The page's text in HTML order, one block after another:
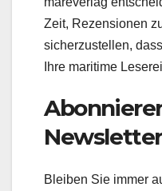
Zeit, Rezensionen
sicherzustellen,
Ihre maritime
Newsletter
Bleiben Sie immer